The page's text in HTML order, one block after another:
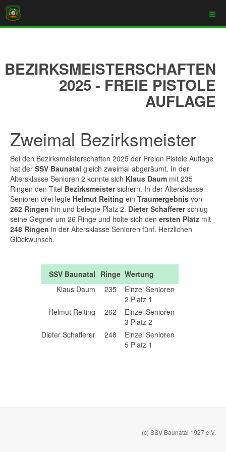
BEZIRKSMEISTERSCHAFTEN
2025 - FREIE PISTOLE
AUFLAGE
Zweimal Bezirksmeister
Bei den Bezirksmeisterschaften 2025 der Freien Pistole Auflage
hat der SSV Baunatal gleich zweimal abgeräumt. In der
Altersklasse Senioren 2 konnte sich Klaus Daum mit 235
Ringen den Titel Bezirksmeistersichern. In der Altersklasse
Senioren drei legte Helmut Reiting ein Traumergebnis von
262 Ringen hin und belegte Platz 2. Dieter Schaffererschlug
seine Gegner um 26 Ringe und holte sich den ersten Platz mit
248 Ringen in der Altersklasse Senioren fünf. Herzlichen
Glückwunsch.
SSV Baunatal Ringe Wertung
Klaus Daum
235
Einzel Senioren
2 Platz 1
Helmut Reiting
262
Einzel Senioren
3 Platz 2
Dieter Schafferer
248
Einzel Senioren
5 Platz 1
(c) SSV Baunatal 1927 e.V.